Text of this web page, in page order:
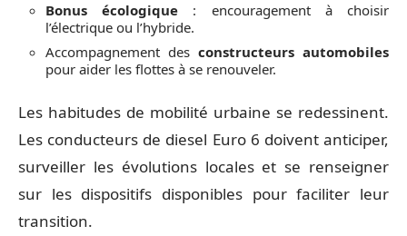
Bonus écologique : encouragement à choisir
l’électrique ou l’hybride.
Accompagnement des constructeurs automobiles
pour aider les flottes à se renouveler.
Les habitudes de mobilité urbaine se redessinent.
Les conducteurs de diesel Euro 6 doivent anticiper,
surveiller les évolutions locales et se renseigner
sur les dispositifs disponibles pour faciliter leur
transition.